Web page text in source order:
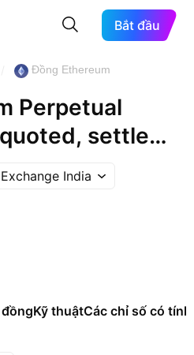
Bắt đầu
Đồng Ethereum
Perpetual
settled
in US Dollar
India
Kỹ thuậtCác chỉ số có